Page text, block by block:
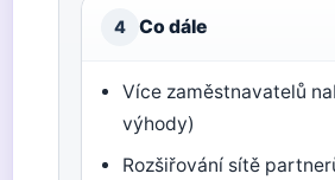
4 Co dále
Více zaměstnavatelů
výhody)
Rozšiřování sítě